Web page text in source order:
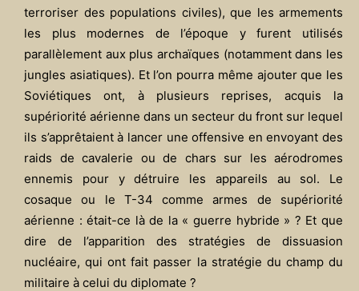
terroriser des populations civiles), que les armements
les plus modernes de l’époque y furent utilisés
parallèlement aux plus archaïques (notamment dans les
jungles asiatiques). Et l’on pourra même ajouter que les
Soviétiques ont, à plusieurs reprises, acquis la
supériorité aérienne dans un secteur du front sur lequel
ils s’apprêtaient à lancer une offensive en envoyant des
raids de cavalerie ou de chars sur les aérodromes
ennemis pour y détruire les appareils au sol. Le
cosaque ou le T-34 comme armes de supériorité
aérienne : était-ce là de la « guerre hybride » ? Et que
dire de l’apparition des stratégies de dissuasion
nucléaire, qui ont fait passer la stratégie du champ du
militaire à celui du diplomate ?